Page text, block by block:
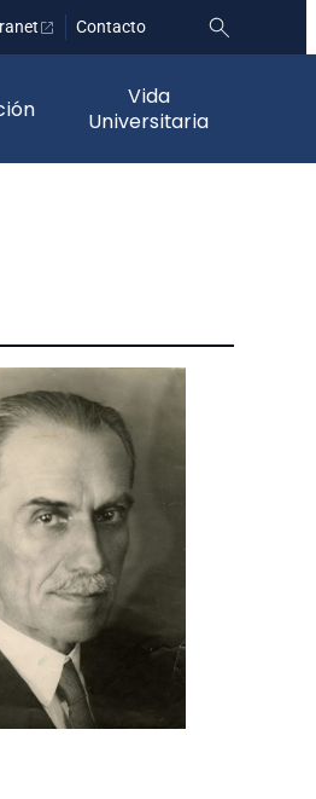
Contacto
Vida
Universitaria